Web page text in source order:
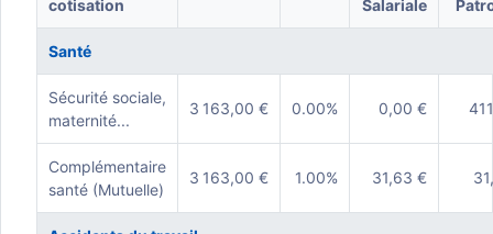
cotisation Salariale
Santé
Sécurité sociale,
maternité...
3 163,00 € 0.00% 0,00 €
Complémentaire
santé (Mutuelle)
3 163,00 € 1.00% 31,63 €